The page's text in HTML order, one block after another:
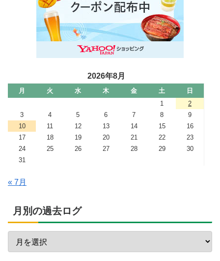
2026年8月
月 火 水 木 金 土
日
1
2
3
4 5 6 7 8
9
10
11 12 13 14 15
16
17
18 19 20 21 22
23
24
25 26 27 28 29
30
31
« 7月
月別の過去ログ